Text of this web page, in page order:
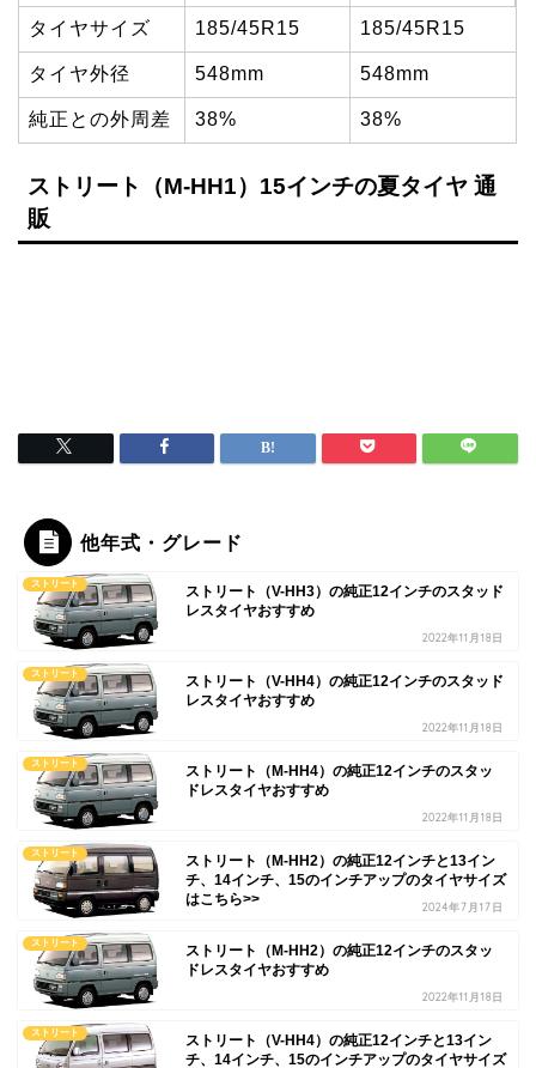
タイヤサイズ 185/45R15 185/45R15
タイヤ外径 548mm 548mm
純正との外周差 38% 38%
ストリート（M-HH1）15インチの夏タイヤ 通
販
他年式・グレード
ストリート
ストリート（V-HH3）の純正12インチのスタッド
レスタイヤおすすめ
2022年11月18日
ストリート
ストリート（V-HH4）の純正12インチのスタッド
レスタイヤおすすめ
2022年11月18日
ストリート
ストリート（M-HH4）の純正12インチのスタッ
ドレスタイヤおすすめ
2022年11月18日
ストリート
ストリート（M-HH2）の純正12インチと13イン
チ、14インチ、15のインチアップのタイヤサイズ
はこちら>>
2024年7月17日
ストリート
ストリート（M-HH2）の純正12インチのスタッ
ドレスタイヤおすすめ
2022年11月18日
ストリート
ストリート（V-HH4）の純正12インチと13イン
チ、14インチ、15のインチアップのタイヤサイズ